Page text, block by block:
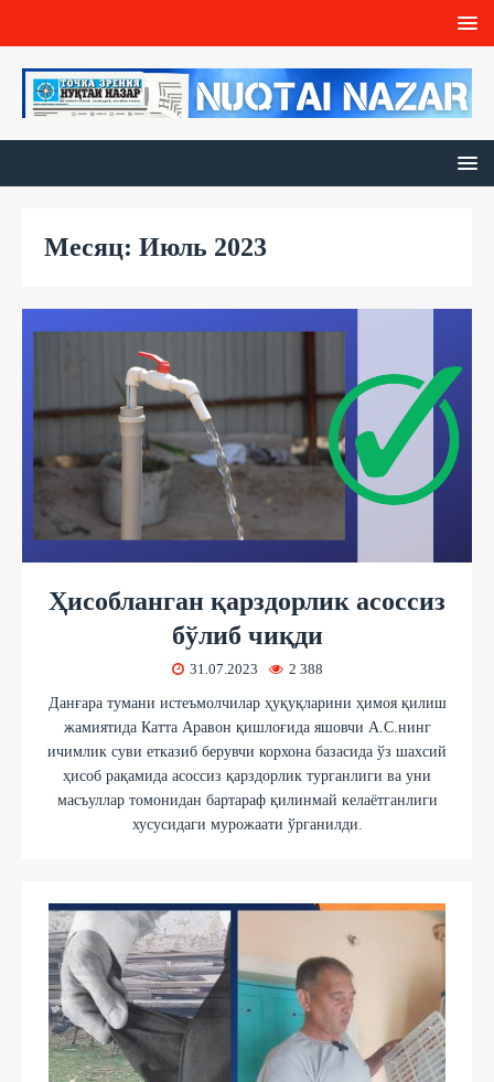
Месяц: Июль 2023
Ҳисобланган қарздорлик асоссиз
бўлиб чиқди
31.07.2023 2 388
Данғара тумани истеъмолчилар ҳуқуқларини ҳимоя қилиш
жамиятида Катта Аравон қишлоғида яшовчи А.С.нинг
ичимлик суви етказиб берувчи корхона базасида ўз шахсий
ҳисоб рақамида асоссиз қарздорлик турганлиги ва уни
масъуллар томонидан бартараф қилинмай келаётганлиги
хусусидаги мурожаати ўрганилди.